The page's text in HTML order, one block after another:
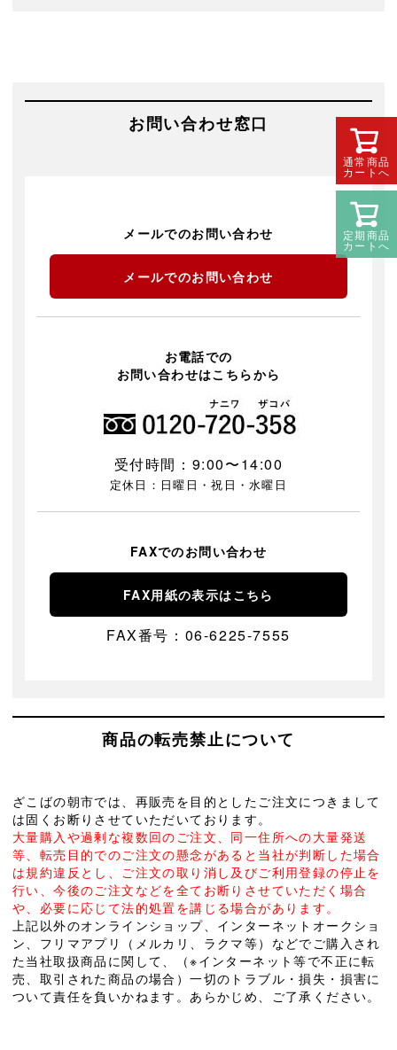
通常商品
カートへ
定期商品
カートへ
お問い合わせ窓口
メールでのお問い合わせ
メールでのお問い合わせ
お電話での
お問い合わせはこちらから
受付時間：9:00〜14:00
定休日：日曜日・祝日・水曜日
FAXでのお問い合わせ
FAX用紙の表示はこちら
FAX番号：06-6225-7555
商品の転売禁止について
ざこばの朝市では、再販売を目的としたご注文につきまして
は固くお断りさせていただいております。
大量購入や過剰な複数回のご注文、同一住所への大量発送
等、転売目的でのご注文の懸念があると当社が判断した場合
は規約違反とし、ご注文の取り消し及びご利用登録の停止を
行い、今後のご注文などを全てお断りさせていただく場合
や、必要に応じて法的処置を講じる場合があります。
上記以外のオンラインショップ、インターネットオークショ
ン、フリマアプリ（メルカリ、ラクマ等）などでご購入され
た当社取扱商品に関して、（※インターネット等で不正に転
売、取引された商品の場合）一切のトラブル・損失・損害に
ついて責任を負いかねます。あらかじめ、ご了承ください。